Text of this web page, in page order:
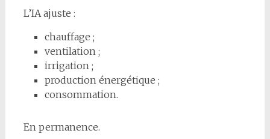
L’IA ajuste :
chauffage ;
ventilation ;
irrigation ;
production énergétique ;
consommation.
En permanence.